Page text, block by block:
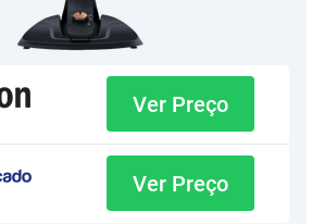
Ver Preço
Ver Preço